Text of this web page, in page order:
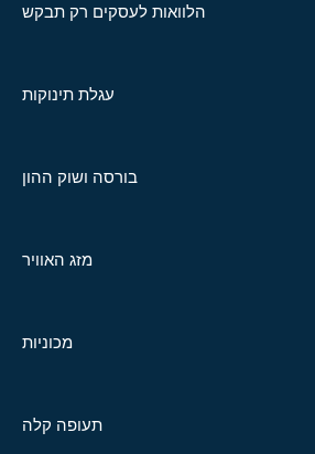
הלוואות לעסקים רק תבקש
עגלת תינוקות
בורסה ושוק ההון
מזג האוויר
מכוניות
תעופה קלה